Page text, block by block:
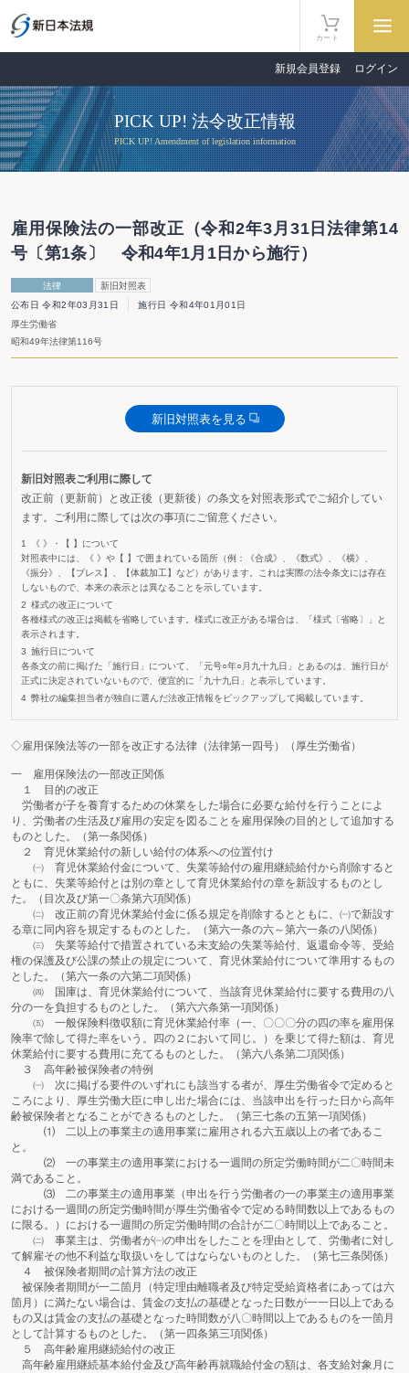
カート
新規会員登録 ログイン
PICK UP! 法令改正情報
PICK UP! Amendment of legislation information
雇用保険法の一部改正（令和2年3月31日法律第14
号〔第1条〕 令和4年1月1日から施行）
法律
新旧対照表
公布日 令和2年03月31日
施行日 令和4年01月01日
厚生労働省
昭和49年法律第116号
新旧対照表を見る
新旧対照表ご利用に際して
改正前（更新前）と改正後（更新後）の条文を対照表形式でご紹介してい
ます。ご利用に際しては次の事項にご留意ください。
《 》・【 】について
対照表中には、《 》や【 】で囲まれている箇所（例：《合成》、《数式》、《横》、
《振分》、【ブレス】、【体裁加工】など）があります。これは実際の法令条文には存在
しないもので、本来の表示とは異なることを示しています。
様式の改正について
各種様式の改正は掲載を省略しています。様式に改正がある場合は、「様式〔省略〕」と
表示されます。
施行日について
各条文の前に掲げた「施行日」について、「元号○年○月九十九日」とあるのは、施行日が
正式に決定されていないもので、便宜的に「九十九日」と表示しています。
弊社の編集担当者が独自に選んだ法改正情報をピックアップして掲載しています。
◇雇用保険法等の一部を改正する法律（法律第一四号）（厚生労働省）
一 雇用保険法の一部改正関係
１ 目的の改正
労働者が子を養育するための休業をした場合に必要な給付を行うことによ
り、労働者の生活及び雇用の安定を図ることを雇用保険の目的として追加する
ものとした。（第一条関係）
２ 育児休業給付の新しい給付の体系への位置付け
㈠ 育児休業給付金について、失業等給付の雇用継続給付から削除すると
ともに、失業等給付とは別の章として育児休業給付の章を新設するものとし
た。（目次及び第一〇条第六項関係）
㈡ 改正前の育児休業給付金に係る規定を削除するとともに、㈠で新設す
る章に同内容を規定するものとした。（第六一条の六～第六一条の八関係）
㈢ 失業等給付で措置されている未支給の失業等給付、返還命令等、受給
権の保護及び公課の禁止の規定について、育児休業給付について準用するもの
とした。（第六一条の六第二項関係）
㈣ 国庫は、育児休業給付について、当該育児休業給付に要する費用の八
分の一を負担するものとした。（第六六条第一項関係）
㈤ 一般保険料徴収額に育児休業給付率（一、〇〇〇分の四の率を雇用保
険率で除して得た率をいう。四の２において同じ。）を乗じて得た額は、育児
休業給付に要する費用に充てるものとした。（第六八条第二項関係）
３ 高年齢被保険者の特例
㈠ 次に掲げる要件のいずれにも該当する者が、厚生労働省令で定めると
ころにより、厚生労働大臣に申し出た場合には、当該申出を行った日から高年
齢被保険者となることができるものとした。（第三七条の五第一項関係）
⑴ 二以上の事業主の適用事業に雇用される六五歳以上の者であるこ
と。
⑵ 一の事業主の適用事業における一週間の所定労働時間が二〇時間未
満であること。
⑶ 二の事業主の適用事業（申出を行う労働者の一の事業主の適用事業
における一週間の所定労働時間が厚生労働省令で定める時間数以上であるもの
に限る。）における一週間の所定労働時間の合計が二〇時間以上であること。
㈡ 事業主は、労働者が㈠の申出をしたことを理由として、労働者に対し
て解雇その他不利益な取扱いをしてはならないものとした。（第七三条関係）
４ 被保険者期間の計算方法の改正
被保険者期間が一二箇月（特定理由離職者及び特定受給資格者にあっては六
箇月）に満たない場合は、賃金の支払の基礎となった日数が一一日以上である
もの又は賃金の支払の基礎となった時間数が八〇時間以上であるものを一箇月
として計算するものとした。（第一四条第三項関係）
５ 高年齢雇用継続給付の改正
高年齢雇用継続基本給付金及び高年齢再就職給付金の額は、各支給対象月に